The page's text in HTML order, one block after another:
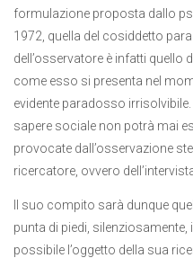
formulazione proposta dallo
1972, quella del cosiddetto
dell’osservatore è infatti
come esso si presenta nel
evidente paradosso
sapere sociale non potrà mai
provocate dall’osservazione
ricercatore, ovvero
Il suo compito sarà dunque
punta di piedi,
possibile l’oggetto della sua